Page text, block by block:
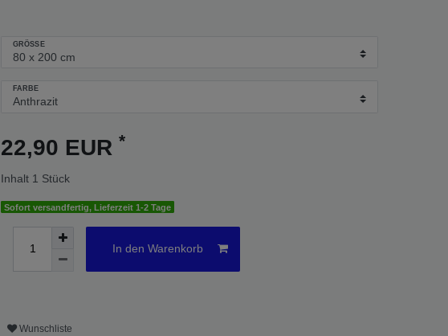
GRÖSSE
FARBE
22,90 EUR *
Inhalt 1 Stück
Sofort versandfertig, Lieferzeit 1-2 Tage
In den Warenkorb
Wunschliste